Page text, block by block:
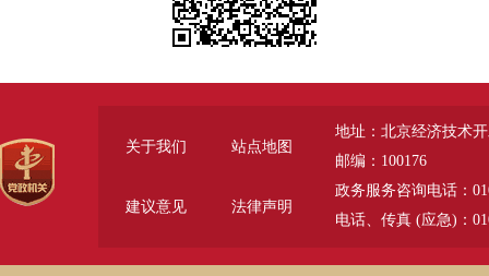
关于我们 站点地图
建议意见 法律声明
地址：北京经济技术
邮编：100176
政务服务咨询电话：
电话、传真 (应急)：